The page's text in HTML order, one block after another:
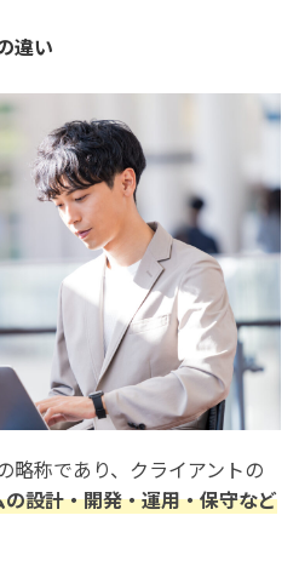
違い
称であり、クライアントの
設計・開発・運用・保守など